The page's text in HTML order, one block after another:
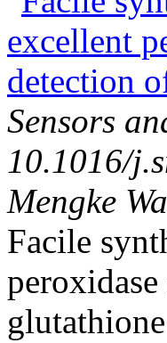
Sensors
10.1016/
Mengke
Facile
glutathione